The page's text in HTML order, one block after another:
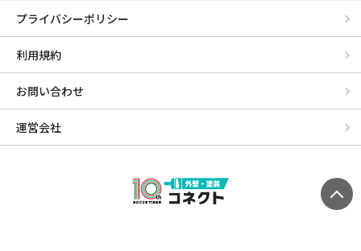
プライバシーポリシー
利用規約
お問い合わせ
運営会社